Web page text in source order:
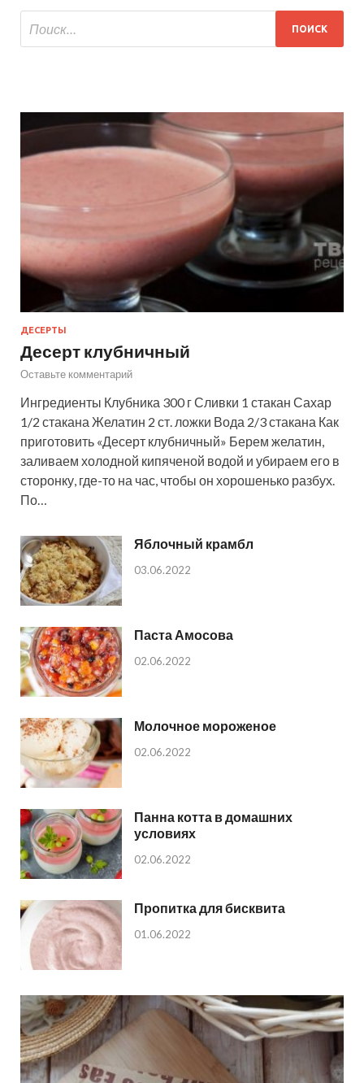
ДЕСЕРТЫ
Десерт клубничный
Оставьте комментарий
Ингредиенты Клубника 300 г Сливки 1 стакан Сахар
1/2 стакана Желатин 2 ст. ложки Вода 2/3 стакана Как
приготовить «Десерт клубничный» Берем желатин,
заливаем холодной кипяченой водой и убираем его в
сторонку, где-то на час, чтобы он хорошенько разбух.
По…
Яблочный крамбл
03.06.2022
Паста Амосова
02.06.2022
Молочное мороженое
02.06.2022
Панна котта в домашних
условиях
02.06.2022
Пропитка для бисквита
01.06.2022